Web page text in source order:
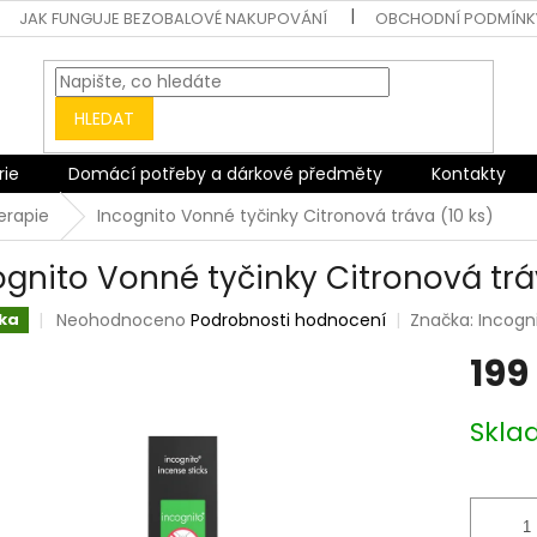
JAK FUNGUJE BEZOBALOVÉ NAKUPOVÁNÍ OBCHODNÍ
HLEDAT
Domácí potřeby a dárkové předměty Kontakty
Incognito Vonné tyčinky Citronová tráva (10 ks)
Vonné tyčinky Citronová
Průměrné
Neohodnoceno Podrobnosti hodnocení Značka:
cena: